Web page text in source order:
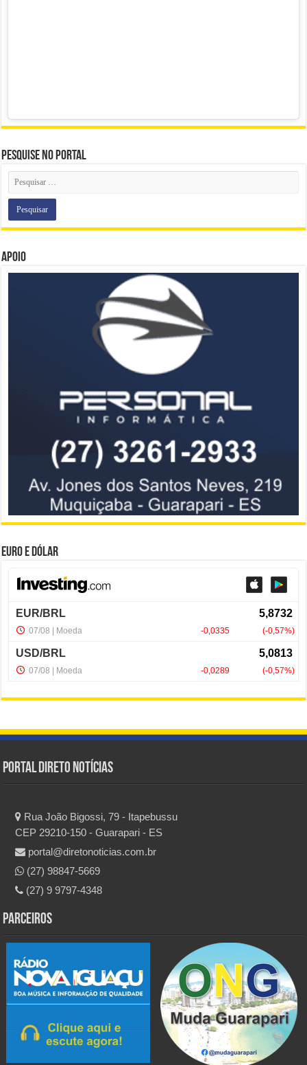
Pesquise no portal
Apoio
Euro e Dólar
Portal Direto Notícias
Rua João Bigossi, 79 - Itapebussu
CEP 29210-150 - Guarapari - ES
portal@diretonoticias.com.br
(27) 98847-5669
(27) 9 9797-4348
Parceiros